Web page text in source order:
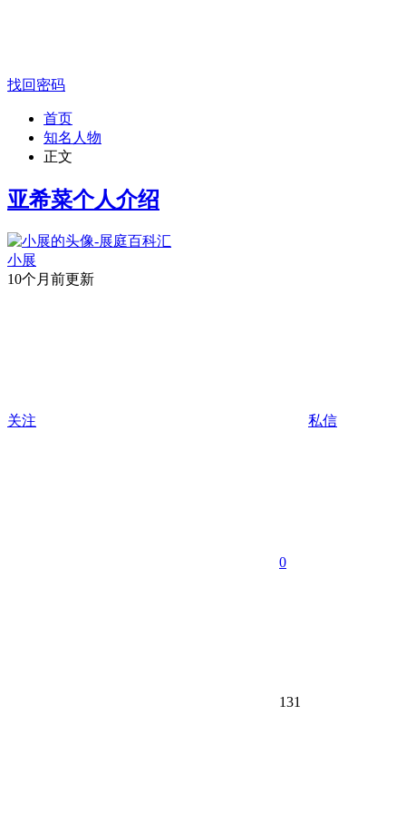
找回密码
首页
知名人物
正文
亚希菜个人介绍
小展
10个月前更新
关注 私信
0
131